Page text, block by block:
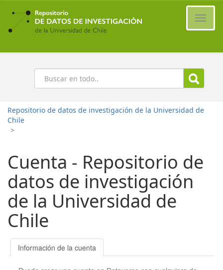
Ir
contenido
principal
Buscar
Repositorio de datos de investigación de la Universidad de
Chile
>
Cuenta - Repositorio de
datos de investigación
de la Universidad de
Chile
Información de la cuenta